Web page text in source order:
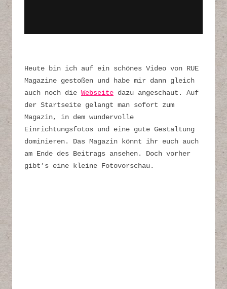
Heute bin ich auf ein schönes Video von RUE
Magazine gestoßen und habe mir dann gleich
auch noch die Webseite dazu angeschaut. Auf
der Startseite gelangt man sofort zum
Magazin, in dem wundervolle
Einrichtungsfotos und eine gute Gestaltung
dominieren. Das Magazin könnt ihr euch auch
am Ende des Beitrags ansehen. Doch vorher
gibt’s eine kleine Fotovorschau.